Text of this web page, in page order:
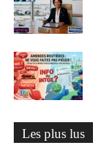
Les plus lus